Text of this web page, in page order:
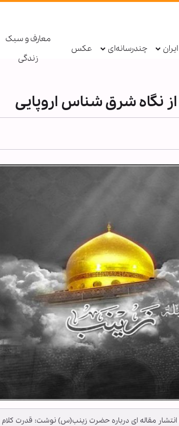
ایران چندرسانه‌ای عکس
معارف و سبک
زندگی
شرق شناس اروپایی
انتشار مقاله ای درباره حضرت زینب(س) نوشت: قدرت
اتهام